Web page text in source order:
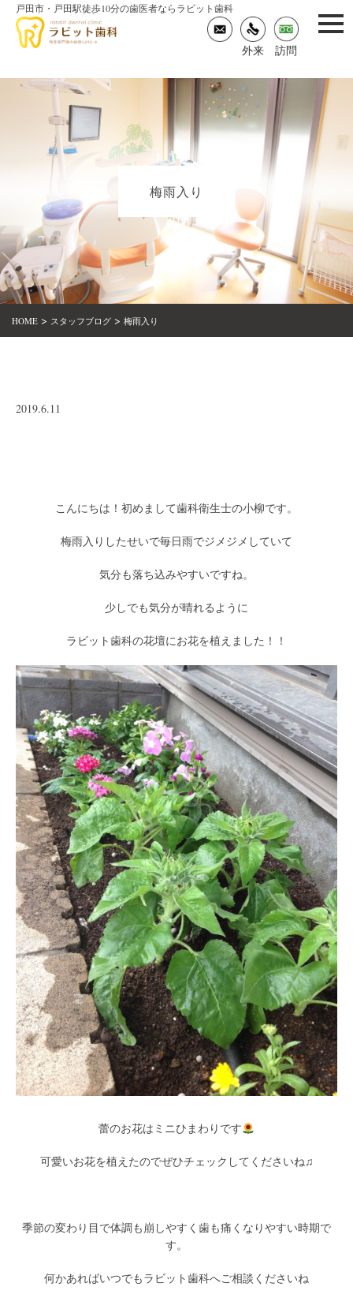
戸田市・戸田駅徒歩10分の歯医者ならラビット歯科
外来 訪問
梅雨入り
HOME > スタッフブログ > 梅雨入り
2019.6.11
こんにちは！初めまして歯科衛生士の小柳です。
梅雨入りしたせいで毎日雨でジメジメしていて
気分も落ち込みやすいですね。
少しでも気分が晴れるように
ラビット歯科の花壇にお花を植えました！！
蕾のお花はミニひまわりです
可愛いお花を植えたのでぜひチェックしてくださいね♫
季節の変わり目で体調も崩しやすく歯も痛くなりやすい時期で
す。
何かあればいつでもラビット歯科へご相談くださいね